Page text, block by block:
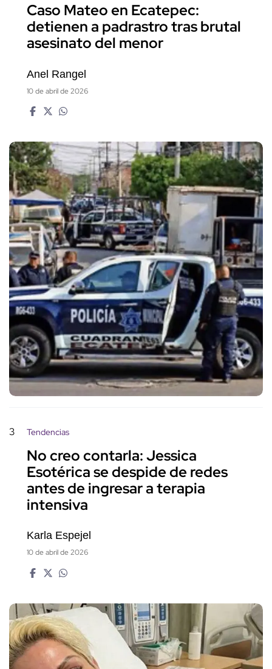
Caso Mateo en Ecatepec:
detienen a padrastro tras brutal
asesinato del menor
Anel Rangel
10 de abril de 2026
3 Tendencias
No creo contarla: Jessica
Esotérica se despide de redes
antes de ingresar a terapia
intensiva
Karla Espejel
10 de abril de 2026